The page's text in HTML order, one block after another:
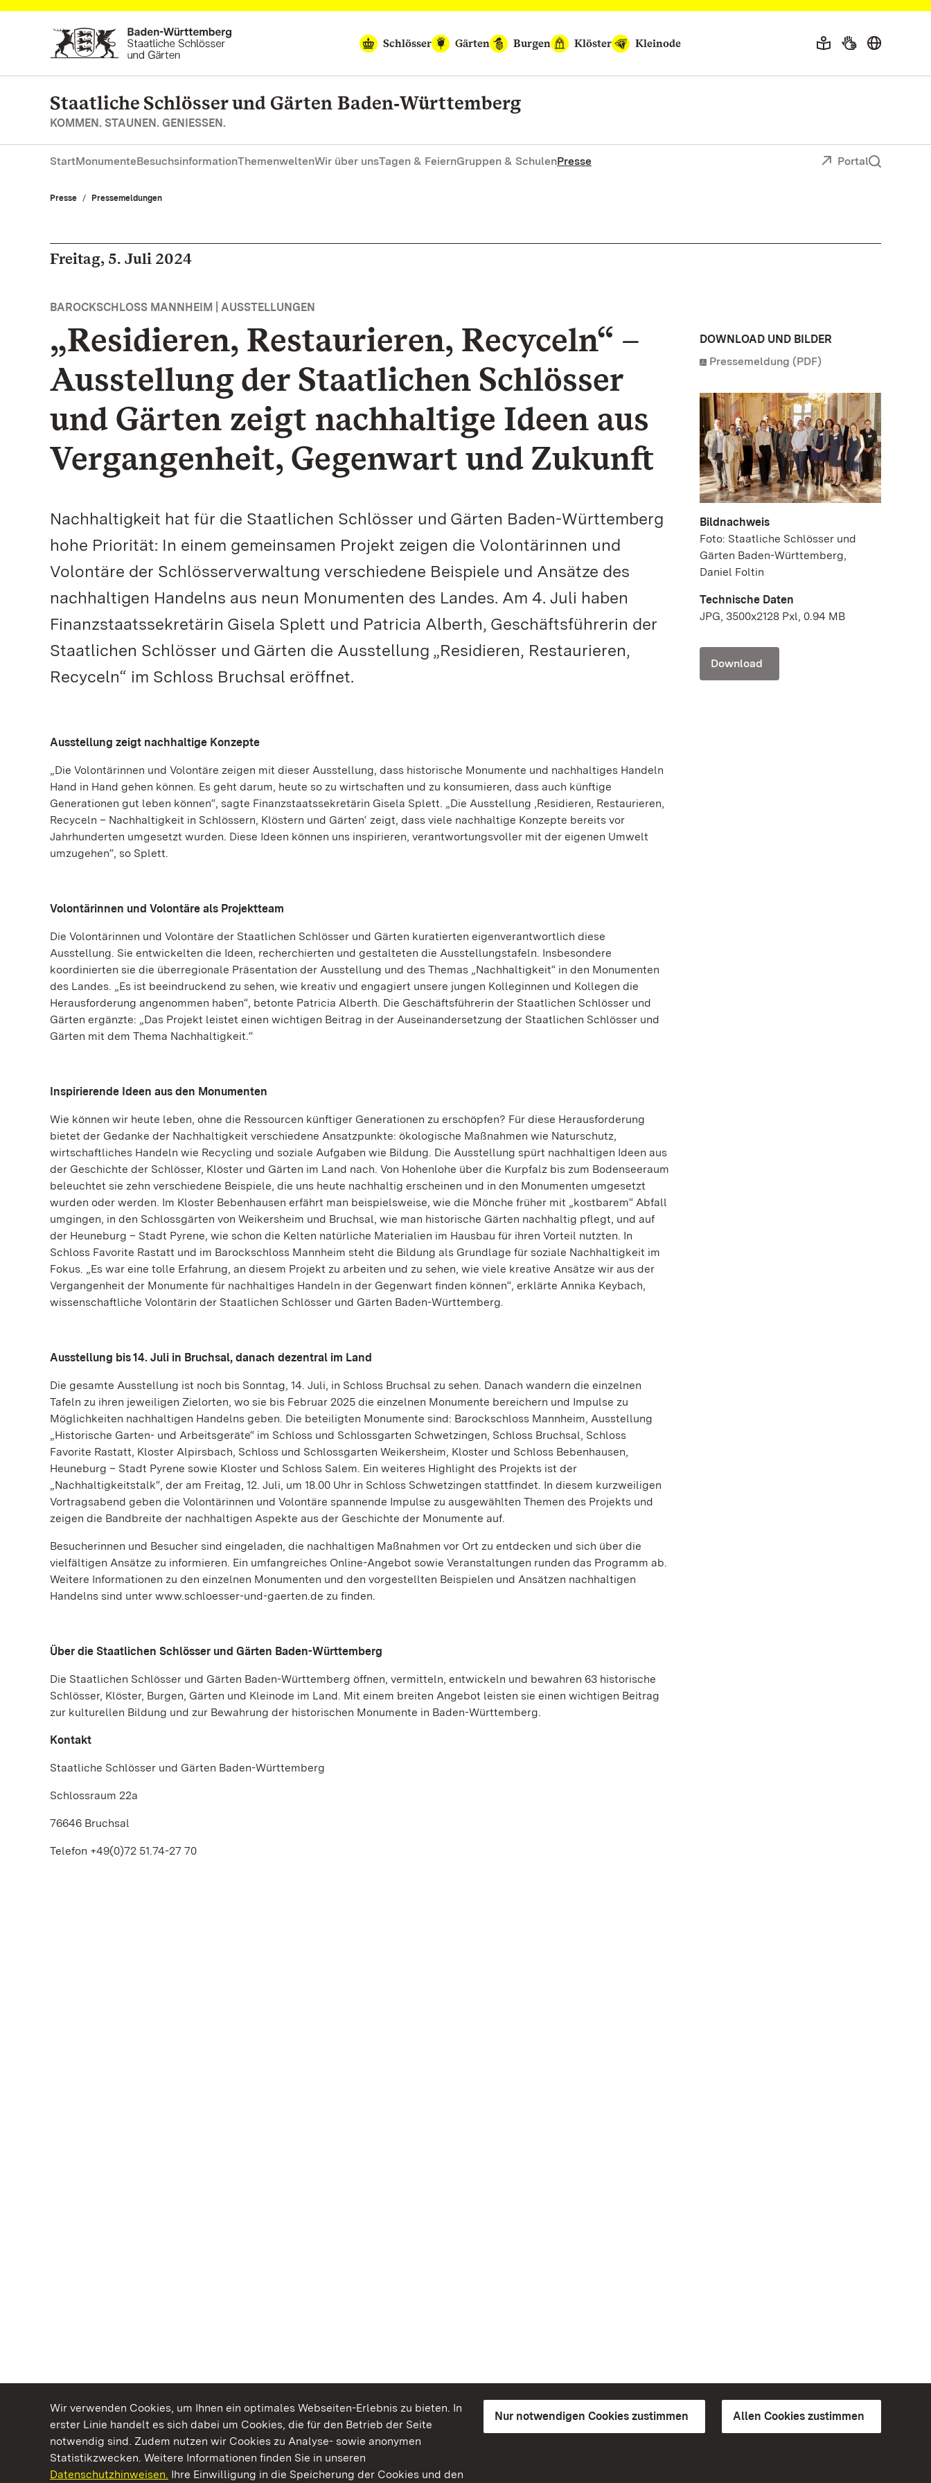
Wir verwenden Cookies, um Ihnen ein optimales Webseiten-Erlebnis zu bieten. In
erster Linie handelt es sich dabei um Cookies, die für den Betrieb der Seite
notwendig sind. Zudem nutzen wir Cookies zu Analyse- sowie anonymen
Statistikzwecken. Weitere Informationen finden Sie in unseren
Datenschutzhinweisen. Ihre Einwilligung in die Speicherung der Cookies und den
Nur notwendigen Cookies zustimmen Allen Cookies zustimmen
Zum Hauptinhalt springen
Schlösser
Gärten Burgen Klöster Kleinode
Staatliche Schlösser und Gärten Baden‑Württemberg
KOMMEN. STAUNEN. GENIESSEN.
StartMonumenteBesuchsinformationThemenweltenWir über unsTagen & FeiernGruppen & SchulenPresse Portal
Presse Pressemeldungen
Freitag, 5. Juli 2024
BAROCKSCHLOSS MANNHEIM | AUSSTELLUNGEN
„Residieren, Restaurieren, Recyceln“ –
Ausstellung der Staatlichen Schlösser
und Gärten zeigt nachhaltige Ideen aus
Vergangenheit, Gegenwart und Zukunft
Nachhaltigkeit hat für die Staatlichen Schlösser und Gärten Baden-Württemberg
hohe Priorität: In einem gemeinsamen Projekt zeigen die Volontärinnen und
Volontäre der Schlösserverwaltung verschiedene Beispiele und Ansätze des
nachhaltigen Handelns aus neun Monumenten des Landes. Am 4. Juli haben
Finanzstaatssekretärin Gisela Splett und Patricia Alberth, Geschäftsführerin der
Staatlichen Schlösser und Gärten die Ausstellung „Residieren, Restaurieren,
Recyceln“ im Schloss Bruchsal eröffnet.
Ausstellung zeigt nachhaltige Konzepte
„Die Volontärinnen und Volontäre zeigen mit dieser Ausstellung, dass historische Monumente und nachhaltiges Handeln
Hand in Hand gehen können. Es geht darum, heute so zu wirtschaften und zu konsumieren, dass auch künftige
Generationen gut leben können“, sagte Finanzstaatssekretärin Gisela Splett. „Die Ausstellung ‚Residieren, Restaurieren,
Recyceln – Nachhaltigkeit in Schlössern, Klöstern und Gärten‘ zeigt, dass viele nachhaltige Konzepte bereits vor
Jahrhunderten umgesetzt wurden. Diese Ideen können uns inspirieren, verantwortungsvoller mit der eigenen Umwelt
umzugehen“, so Splett.
Volontärinnen und Volontäre als Projektteam
Die Volontärinnen und Volontäre der Staatlichen Schlösser und Gärten kuratierten eigenverantwortlich diese
Ausstellung. Sie entwickelten die Ideen, recherchierten und gestalteten die Ausstellungstafeln. Insbesondere
koordinierten sie die überregionale Präsentation der Ausstellung und des Themas „Nachhaltigkeit“ in den Monumenten
des Landes. „Es ist beeindruckend zu sehen, wie kreativ und engagiert unsere jungen Kolleginnen und Kollegen die
Herausforderung angenommen haben“, betonte Patricia Alberth. Die Geschäftsführerin der Staatlichen Schlösser und
Gärten ergänzte: „Das Projekt leistet einen wichtigen Beitrag in der Auseinandersetzung der Staatlichen Schlösser und
Gärten mit dem Thema Nachhaltigkeit.“
Inspirierende Ideen aus den Monumenten
Wie können wir heute leben, ohne die Ressourcen künftiger Generationen zu erschöpfen? Für diese Herausforderung
bietet der Gedanke der Nachhaltigkeit verschiedene Ansatzpunkte: ökologische Maßnahmen wie Naturschutz,
wirtschaftliches Handeln wie Recycling und soziale Aufgaben wie Bildung. Die Ausstellung spürt nachhaltigen Ideen aus
der Geschichte der Schlösser, Klöster und Gärten im Land nach. Von Hohenlohe über die Kurpfalz bis zum Bodenseeraum
beleuchtet sie zehn verschiedene Beispiele, die uns heute nachhaltig erscheinen und in den Monumenten umgesetzt
wurden oder werden. Im Kloster Bebenhausen erfährt man beispielsweise, wie die Mönche früher mit „kostbarem“ Abfall
umgingen, in den Schlossgärten von Weikersheim und Bruchsal, wie man historische Gärten nachhaltig pflegt, und auf
der Heuneburg – Stadt Pyrene, wie schon die Kelten natürliche Materialien im Hausbau für ihren Vorteil nutzten. In
Schloss Favorite Rastatt und im Barockschloss Mannheim steht die Bildung als Grundlage für soziale Nachhaltigkeit im
Fokus. „Es war eine tolle Erfahrung, an diesem Projekt zu arbeiten und zu sehen, wie viele kreative Ansätze wir aus der
Vergangenheit der Monumente für nachhaltiges Handeln in der Gegenwart finden können“, erklärte Annika Keybach,
wissenschaftliche Volontärin der Staatlichen Schlösser und Gärten Baden-Württemberg.
Ausstellung bis 14. Juli in Bruchsal, danach dezentral im Land
Die gesamte Ausstellung ist noch bis Sonntag, 14. Juli, in Schloss Bruchsal zu sehen. Danach wandern die einzelnen
Tafeln zu ihren jeweiligen Zielorten, wo sie bis Februar 2025 die einzelnen Monumente bereichern und Impulse zu
Möglichkeiten nachhaltigen Handelns geben. Die beteiligten Monumente sind: Barockschloss Mannheim, Ausstellung
„Historische Garten- und Arbeitsgeräte“ im Schloss und Schlossgarten Schwetzingen, Schloss Bruchsal, Schloss
Favorite Rastatt, Kloster Alpirsbach, Schloss und Schlossgarten Weikersheim, Kloster und Schloss Bebenhausen,
Heuneburg – Stadt Pyrene sowie Kloster und Schloss Salem. Ein weiteres Highlight des Projekts ist der
„Nachhaltigkeitstalk“, der am Freitag, 12. Juli, um 18.00 Uhr in Schloss Schwetzingen stattfindet. In diesem kurzweiligen
Vortragsabend geben die Volontärinnen und Volontäre spannende Impulse zu ausgewählten Themen des Projekts und
zeigen die Bandbreite der nachhaltigen Aspekte aus der Geschichte der Monumente auf.
Besucherinnen und Besucher sind eingeladen, die nachhaltigen Maßnahmen vor Ort zu entdecken und sich über die
vielfältigen Ansätze zu informieren. Ein umfangreiches Online-Angebot sowie Veranstaltungen runden das Programm ab.
Weitere Informationen zu den einzelnen Monumenten und den vorgestellten Beispielen und Ansätzen nachhaltigen
Handelns sind unter www.schloesser-und-gaerten.de zu finden.
Über die Staatlichen Schlösser und Gärten Baden-Württemberg
Die Staatlichen Schlösser und Gärten Baden-Württemberg öffnen, vermitteln, entwickeln und bewahren 63 historische
Schlösser, Klöster, Burgen, Gärten und Kleinode im Land. Mit einem breiten Angebot leisten sie einen wichtigen Beitrag
zur kulturellen Bildung und zur Bewahrung der historischen Monumente in Baden-Württemberg.
Kontakt
Staatliche Schlösser und Gärten Baden-Württemberg
Schlossraum 22a
76646 Bruchsal
Telefon +49(0)72 51.74-27 70
DOWNLOAD UND BILDER
Pressemeldung (PDF)
Bildnachweis
Foto: Staatliche Schlösser und
Gärten Baden-Württemberg,
Daniel Foltin
Technische Daten
JPG, 3500x2128 Pxl, 0.94 MB
Download